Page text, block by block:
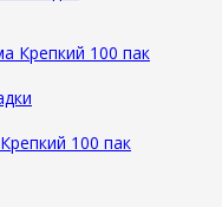
100 пак